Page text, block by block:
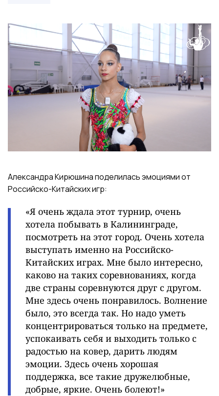
Александра Кирюшина поделилась эмоциями от
Российско-Китайских игр:
«Я очень ждала этот турнир, очень
хотела побывать в Калининграде,
посмотреть на этот город. Очень хотела
выступать именно на Российско-
Китайских играх. Мне было интересно,
каково на таких соревнованиях, когда
две страны соревнуются друг с другом.
Мне здесь очень понравилось. Волнение
было, это всегда так. Но надо уметь
концентрироваться только на предмете,
успокаивать себя и выходить только с
радостью на ковер, дарить людям
эмоции. Здесь очень хорошая
поддержка, все такие дружелюбные,
добрые, яркие. Очень болеют!»